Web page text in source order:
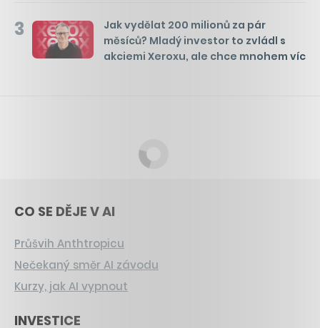
3
Jak vydělat 200 milionů za pár
měsíců? Mladý investor to zvládl s
akciemi Xeroxu, ale chce mnohem víc
CO SE DĚJE V AI
Průšvih Anthtropicu
Nečekaný směr AI závodu
Kurzy, jak AI vypnout
INVESTICE